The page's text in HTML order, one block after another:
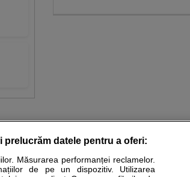
Stiri medicale
datele pentru a oferi:
Măsurarea performanței reclamelor.
de pe un dispozitiv. Utilizarea